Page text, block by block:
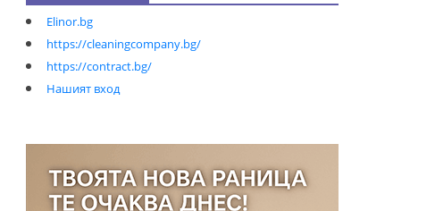
Elinor.bg
https://cleaningcompany.bg/
https://contract.bg/
Нашият вход